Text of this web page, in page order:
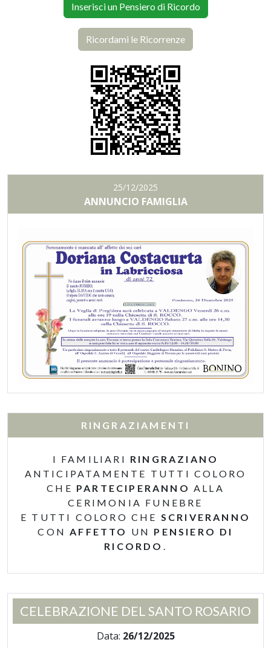
Inserisci un Pensiero di Ricordo
Ricordami le Ricorrenze
25/12/2025
ANNUNCIO FAMIGLIA
RINGRAZIAMENTI
I FAMILIARI RINGRAZIANO
ANTICIPATAMENTE TUTTI COLORO
CHE PARTECIPERANNO ALLA
CERIMONIA FUNEBRE
E TUTTI COLORO CHE SCRIVERANNO
CONAFFETTO UN PENSIERO DI
RICORDO .
CELEBRAZIONE DEL SANTO ROSARIO
Data: 26/12/2025